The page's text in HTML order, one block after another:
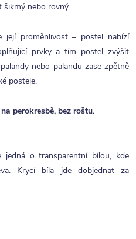
šikmý nebo rovný.
její proměnlivost – postel nabízí
prvky a tím postel zvýšit
nebo palandu zase zpětně
postele.
perokresbě, bez roštu.
o transparentní bílou, kde
Krycí bíla jde dobjednat za